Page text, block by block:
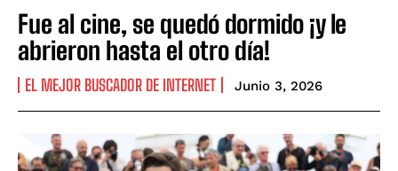
Fue al cine, se quedó dormido ¡y le
abrieron hasta el otro día!
EL MEJOR BUSCADOR DE INTERNET Junio 3, 2026